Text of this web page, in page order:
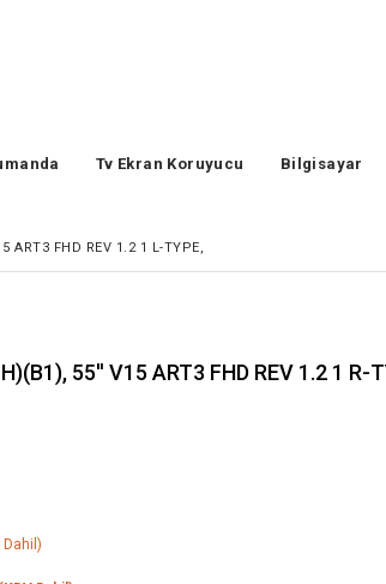
Tv Ekran Koruyucu Bilgisayar
ART3 FHD REV 1.2 1 L-TYPE,
55'' V15 ART3 FHD REV 1.2 1
Dahil)